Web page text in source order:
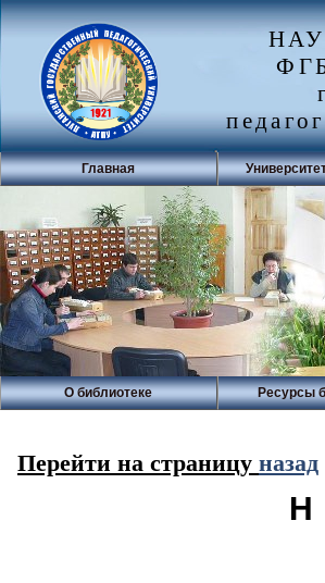
Главная
О библиотеке Ресурсы
Перейти на страницу назад